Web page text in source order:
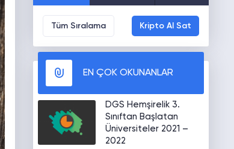
Tüm Sıralama Kripto Al Sat
EN ÇOK OKUNANLAR
DGS Hemşirelik 3.
Sınıftan Başlatan
Üniversiteler 2021 –
2022